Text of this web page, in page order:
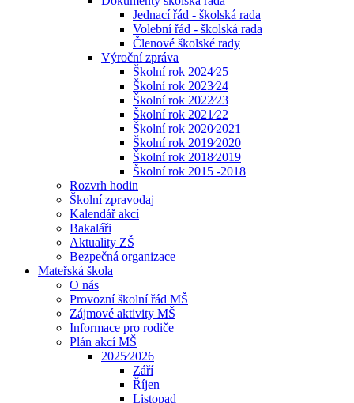
Jednací řád - školská rada
Volební řád - školská rada
Členové školské rady
Výroční zpráva
Školní rok 2024⁄25
Školní rok 2023⁄24
Školní rok 2022⁄23
Školní rok 2021⁄22
Školní rok 2020⁄2021
Školní rok 2019⁄2020
Školní rok 2018⁄2019
Školní rok 2015 -2018
Rozvrh hodin
Školní zpravodaj
Kalendář akcí
Bakaláři
Aktuality ZŠ
Bezpečná organizace
Mateřská škola
O nás
Provozní školní řád MŠ
Zájmové aktivity MŠ
Informace pro rodiče
Plán akcí MŠ
2025⁄2026
Září
Říjen
Listopad